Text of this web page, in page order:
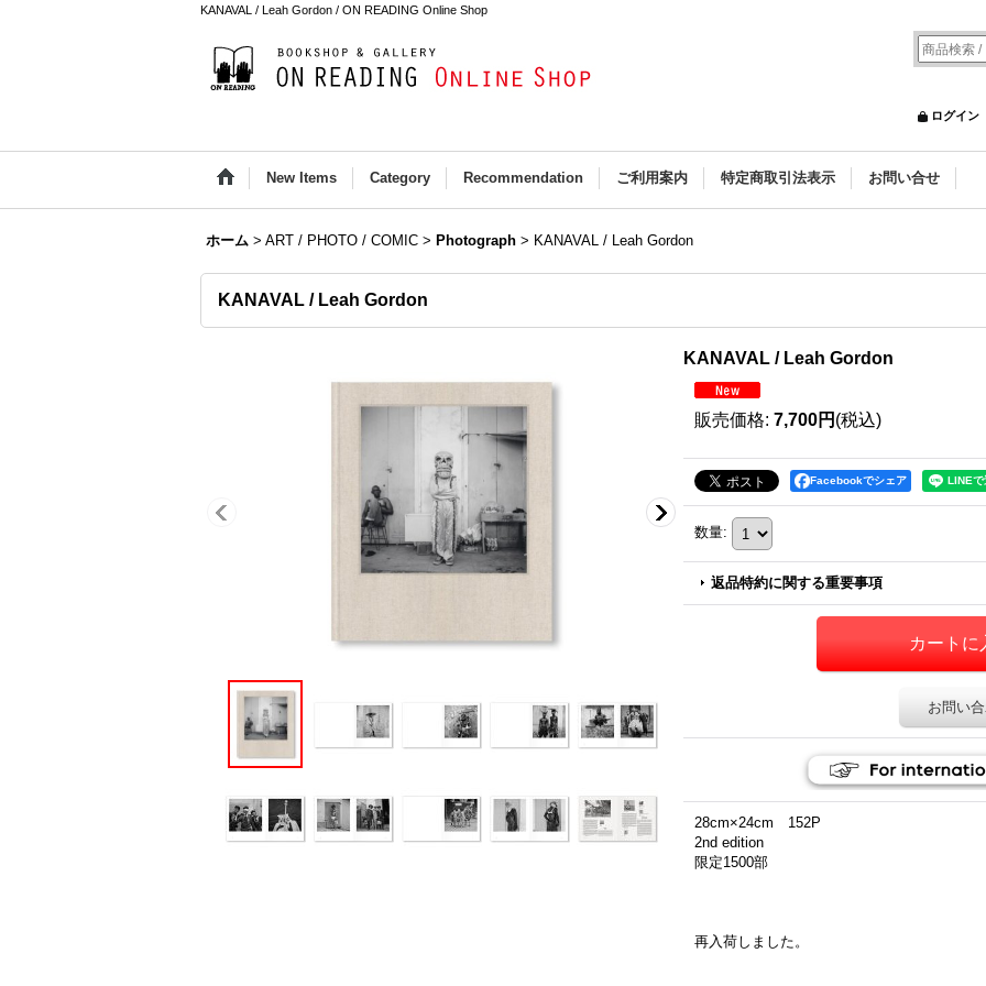
KANAVAL / Leah Gordon / ON READING Online Shop
ログイン
New Items Category Recommendation ご利用案内 特定商取引法表示 お問い合せ
ホーム > ART / PHOTO / COMIC > Photograph > KANAVAL / Leah Gordon
KANAVAL / Leah Gordon
KANAVAL / Leah Gordon
販売価格: 7,700円 (税込)
Facebookでシェア
数量:
返品特約に関する重要事項
お問い
28cm×24cm 152P
2nd edition
限定1500部
再入荷しました。